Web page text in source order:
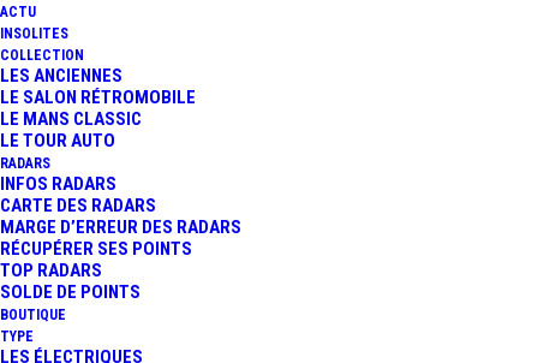
ACTU
INSOLITES
COLLECTION
LES ANCIENNES
LE SALON RÉTROMOBILE
LE MANS CLASSIC
LE TOUR AUTO
RADARS
INFOS RADARS
CARTE DES RADARS
MARGE D’ERREUR DES RADARS
RÉCUPÉRER SES POINTS
TOP RADARS
SOLDE DE POINTS
BOUTIQUE
TYPE
LES ÉLECTRIQUES
15 janvier 2018
FORD MUSTANG